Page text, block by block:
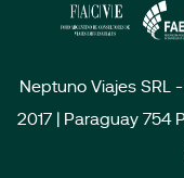
Neptuno Viajes SRL
2017 | Paraguay 754